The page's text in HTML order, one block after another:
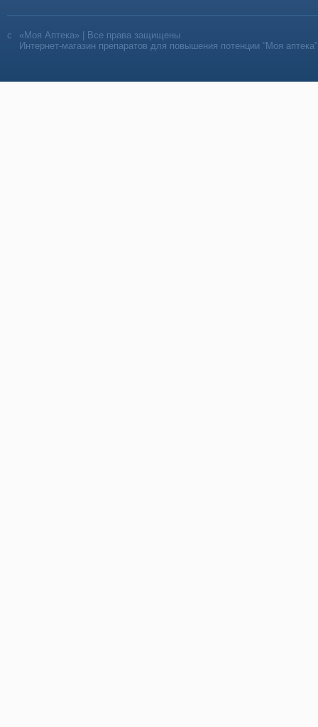
«Моя Аптека» | Все права защищены
Интернет-магазин препаратов для повышения потенции “Моя